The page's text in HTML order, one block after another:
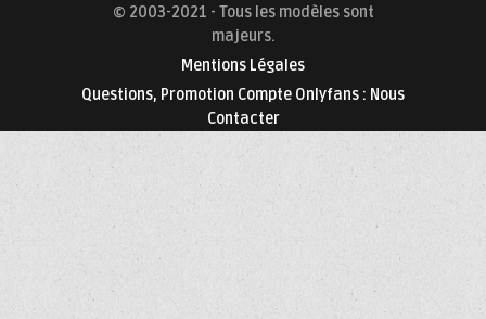
© 2003-2021 - Tous les modèles sont
majeurs.
Mentions Légales
Questions, Promotion Compte Onlyfans : Nous
Contacter